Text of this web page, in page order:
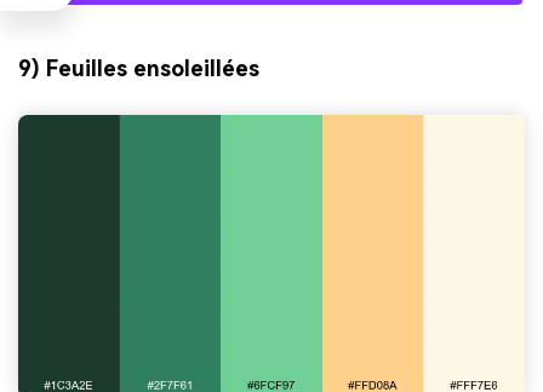
9) Feuilles ensoleillées